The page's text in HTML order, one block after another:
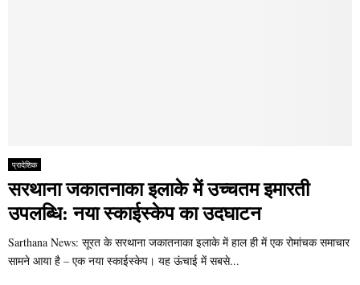
प्रादेशिक
सरथाना जकातनाका इलाके में उच्चतम इमारती
उपलब्धि: नया स्काईस्केप का उदघाटन
Sarthana News: सूरत के सरथाना जकातनाका इलाके में हाल ही में एक रोमांचक समाचार
सामने आया है – एक नया स्काईस्केप। यह ऊंचाई में सबसे...